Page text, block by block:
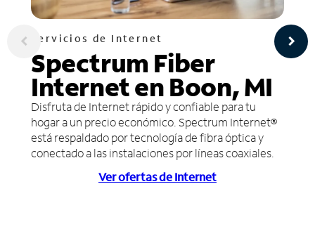
Servicios de Internet
Spectrum Fiber
Internet en Boon, MI
Disfruta de Internet rápido y confiable para tu
hogar a un precio económico. Spectrum Internet®
está respaldado por tecnología de fibra óptica y
conectado a las instalaciones por líneas coaxiales.
Ver ofertas de Internet